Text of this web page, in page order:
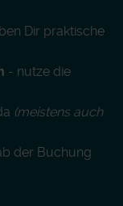
Dir praktische
- nutze die
(meistens auch
der Buchung